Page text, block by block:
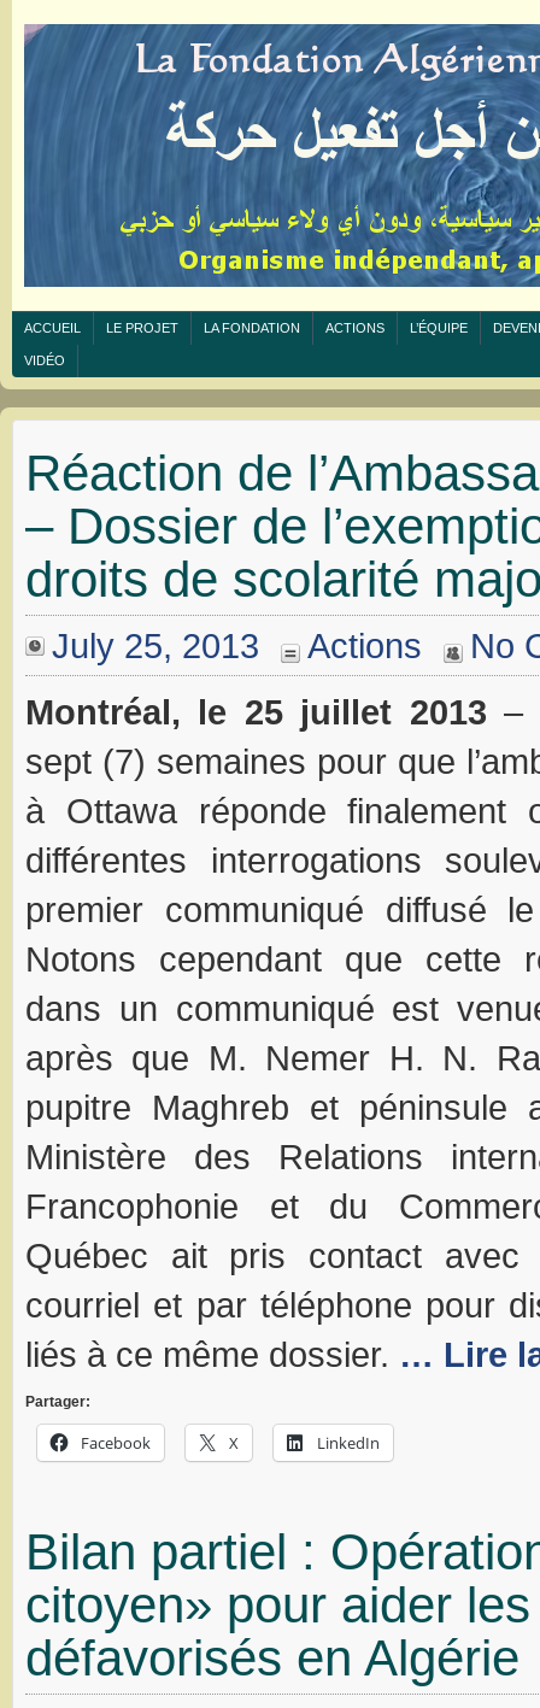
ACCUEIL LE PROJET LA FONDATION ACTIONS L’ÉQUIPE
VIDÉO
Réaction de
– Dossier de
droits de scolarité
July 25, 2013 Actions
No
Montréal, le 25 juillet 2013 –
sept (7) semaines pour que
à Ottawa réponde finalement
différentes interrogations
premier communiqué diffusé
Notons cependant que cette
dans un communiqué est
après que M. Nemer H. N.
pupitre Maghreb et péninsule
Ministère des Relations
Francophonie et du
Québec ait pris contact avec
courriel et par téléphone pour
liés à ce même dossier. … Lire
Partager:
Facebook X LinkedIn
Bilan partiel :
citoyen» pour aider
défavorisés en Algérie